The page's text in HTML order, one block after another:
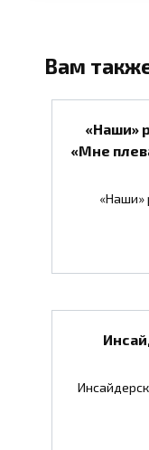
Вам
«Наши»
«Мне
«Наши»